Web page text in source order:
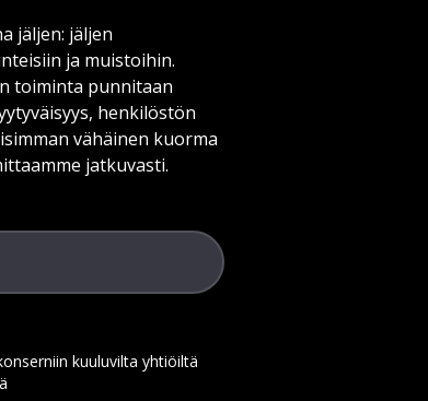
jäljen: jäljen
ja muistoihin.
toiminta punnitaan
henkilöstön
vähäinen kuorma
jatkuvasti.
kuuluvilta yhtiöiltä